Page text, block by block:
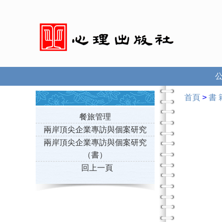
餐旅管理
兩岸頂尖企業專訪與個案研究
兩岸頂尖企業專訪與個案研究
（書）
回上一頁
首頁 > 書